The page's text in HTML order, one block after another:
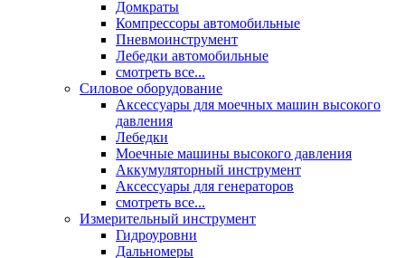
Домкраты
Компрессоры автомобильные
Пневмоинструмент
Лебедки автомобильные
смотреть все...
Силовое оборудование
Аксессуары для моечных машин высокого
давления
Лебедки
Моечные машины высокого давления
Аккумуляторный инструмент
Аксессуары для генераторов
смотреть все...
Измерительный инструмент
Гидроуровни
Дальномеры